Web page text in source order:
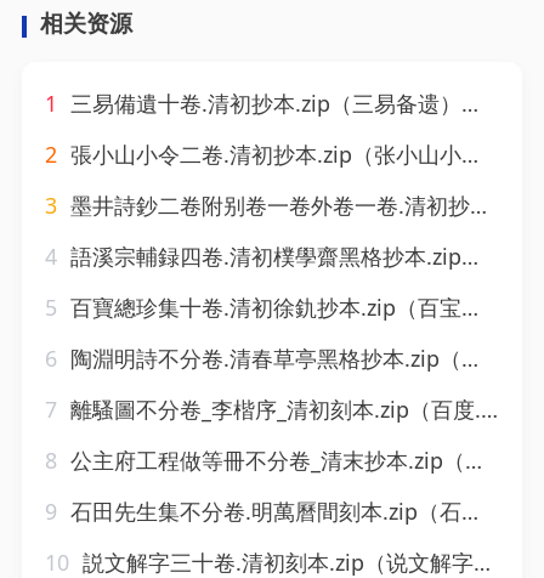
相关资源
1 三易備遺十卷.清初抄本.zip（三易备遗）（城通2605）
2 張小山小令二卷.清初抄本.zip（张小山小令）（城通2605）
3 墨井詩鈔二卷附别卷一卷外卷一卷.清初抄本.zip（墨井诗钞）（城通2605）
4 語溪宗輔録四卷.清初樸學齋黑格抄本.zip（语溪宗辅录）（城通2605）
5 百寶總珍集十卷.清初徐釚抄本.zip（百宝总珍集）（城通2605）
6 陶淵明詩不分卷.清春草亭黑格抄本.zip（陶渊明诗）（城通2605）
7 離騷圖不分卷_李楷序_清初刻本.zip（百度.铠甲库.2502)
8 公主府工程做等冊不分卷_清末抄本.zip（百度.铠甲库.2502)
9 石田先生集不分卷.明萬曆間刻本.zip（石田先生集）（城通2605）
10 説文解字三十卷.清初刻本.zip（说文解字）（城通2605）